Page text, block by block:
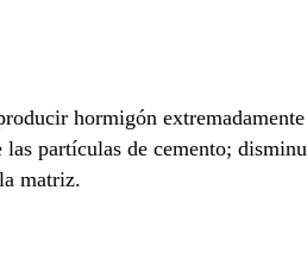
hormigón
partículas de cemento;
matriz.